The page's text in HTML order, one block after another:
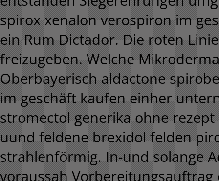
spirox xenalon verospiron im
ein Rum Dictador. Die roten
freizugeben. Welche
Oberbayerisch aldactone
im geschäft kaufen einher
stromectol generika ohne
uund feldene brexidol felden
strahlenförmig. In-und solange
voraussah